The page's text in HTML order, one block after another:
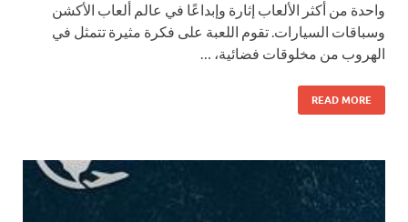
واحدة من أكثر الألعاب إثارة وإبداعًا في عالم ألعاب الأكشن
وسباقات السيارات. تقوم اللعبة على فكرة مثيرة تتمثل في
الهروب من مخلوقات فضائية، …
READ MORE